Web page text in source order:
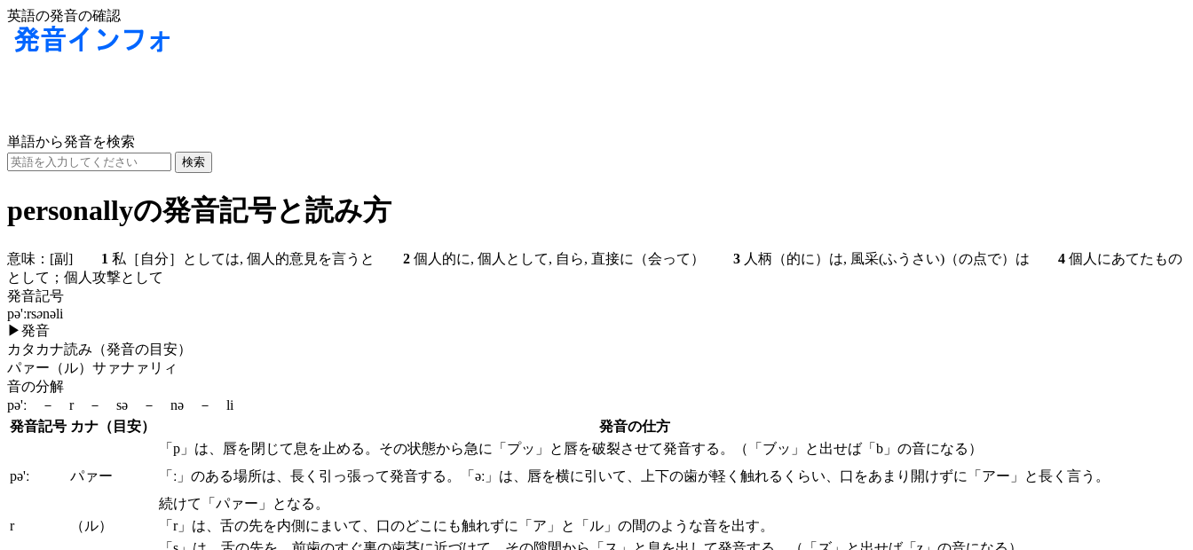
英語の発音の確認
単語から発音を検索
personallyの発音記号と読み方
意味： [副] 1 私［自分］としては, 個人的意見を言うと 2 個人的に, 個人として, 自ら, 直接に（会って） 3 人柄（的に）は, 風采(ふうさい)（の点で）は 4 個人にあてたもの
として；個人攻撃として
発音記号
pə'ːrsənəli
▶発音
カタカナ読み（発音の目安）
パァー（ル）サァナァリィ
音の分解
pə'ː － r － sə － nə － li
発音記号 カナ（目安） 発音の仕方
pə'ː パァー
「p」は、唇を閉じて息を止める。その状態から急に「プッ」と唇を破裂させて発音する。（「ブッ」と出せば「b」の音になる）
「ː」のある場所は、長く引っ張って発音する。「əː」は、唇を横に引いて、上下の歯が軽く触れるくらい、口をあまり開けずに「アー」と長く言う。
続けて「パァー」となる。
r
（ル） 「r」は、舌の先を内側にまいて、口のどこにも触れずに「ア」と「ル」の間のような音を出す。